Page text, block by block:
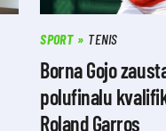
SPORT TENIS
Borna Gojo
polufinalu
Roland Garros